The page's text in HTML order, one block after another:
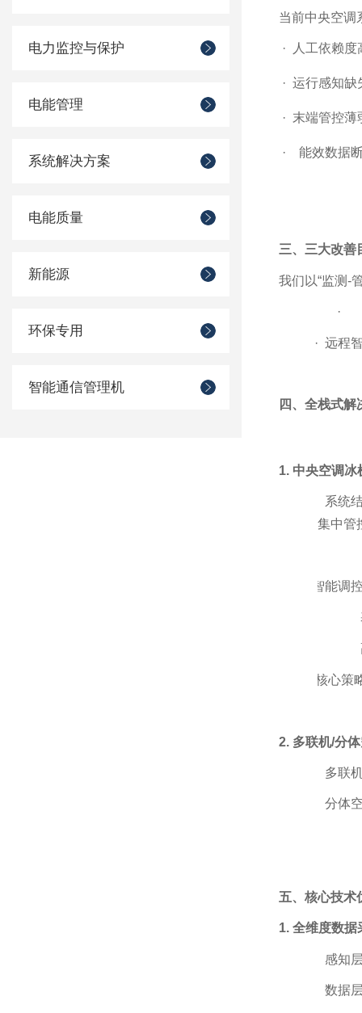
电力监控与保护
电能管理
系统解决方案
电能质量
新能源
环保专用
智能通信管理机
当前中央空调
· 人工依赖度
· 运行感知缺
· 末端管控薄
· 能效数据
三、三大改善
我们以“监测-
·
· 远程
四、全栈式解
1. 中央空调冰
系统
集中管
智能调
核心策
2. 多联机/分
多联
分体
五、核心技术
1. 全维度数据
感知
数据